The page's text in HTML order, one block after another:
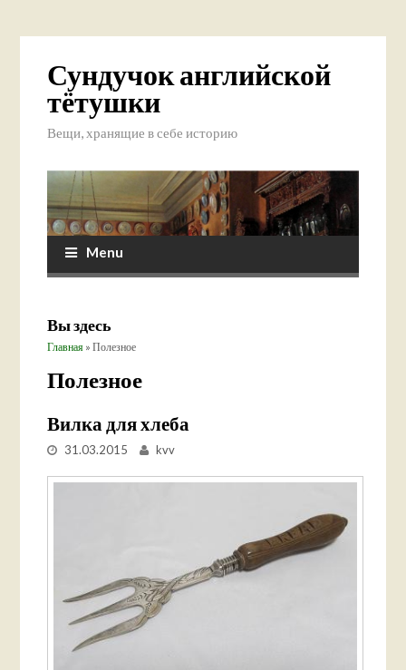
Сундучок английской
тётушки
Вещи, хранящие в себе историю
Menu
Вы здесь
Главная » Полезное
Полезное
Вилка для хлеба
31.03.2015 kvv